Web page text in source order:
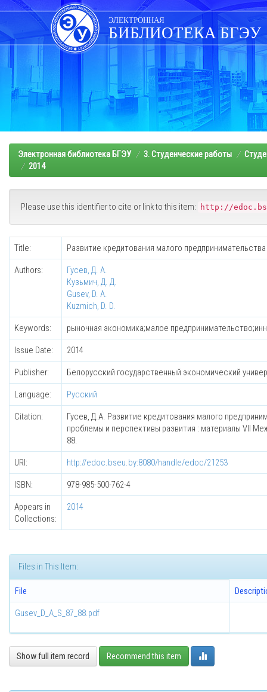
Skip
navigation
ЭЛЕКТРОННАЯ
БИБЛИОТЕКА БГЭУ
Электронная библиотека БГЭУ 3. Студенческие работы
2014
Please use this identifier to cite or link to this item: http://
Title: Развитие кредитования малого
Authors:
Гусев, Д. А.
Кузьмич, Д. Д.
Gusev, D. A.
Kuzmich, D. D.
Keywords: рыночная экономика;малое
Issue Date: 2014
Publisher: Белорусский государственный экономический
Language: Русский
Citation:
Гусев, Д.А. Развитие кредитования малого
проблемы и перспективы развития : материалы VII
88.
URI: http://edoc.bseu.by:8080/handle/edoc/21253
ISBN: 978-985-500-762-4
Appears in
Collections:
2014
Files in This Item:
File
Gusev_D_A_S_87_88.pdf
Show full item record Recommend this item